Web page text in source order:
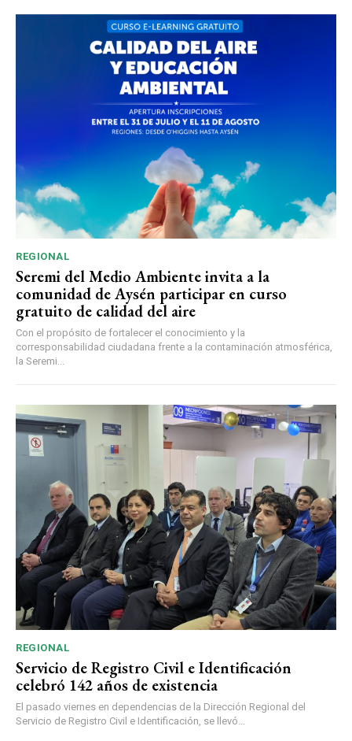
REGIONAL
Seremi del Medio Ambiente invita a la
comunidad de Aysén participar en curso
gratuito de calidad del aire
Con el propósito de fortalecer el conocimiento y la
corresponsabilidad ciudadana frente a la contaminación atmosférica,
la Seremi...
REGIONAL
Servicio de Registro Civil e Identificación
celebró 142 años de existencia
El pasado viernes en dependencias de la Dirección Regional del
Servicio de Registro Civil e Identificación, se llevó...